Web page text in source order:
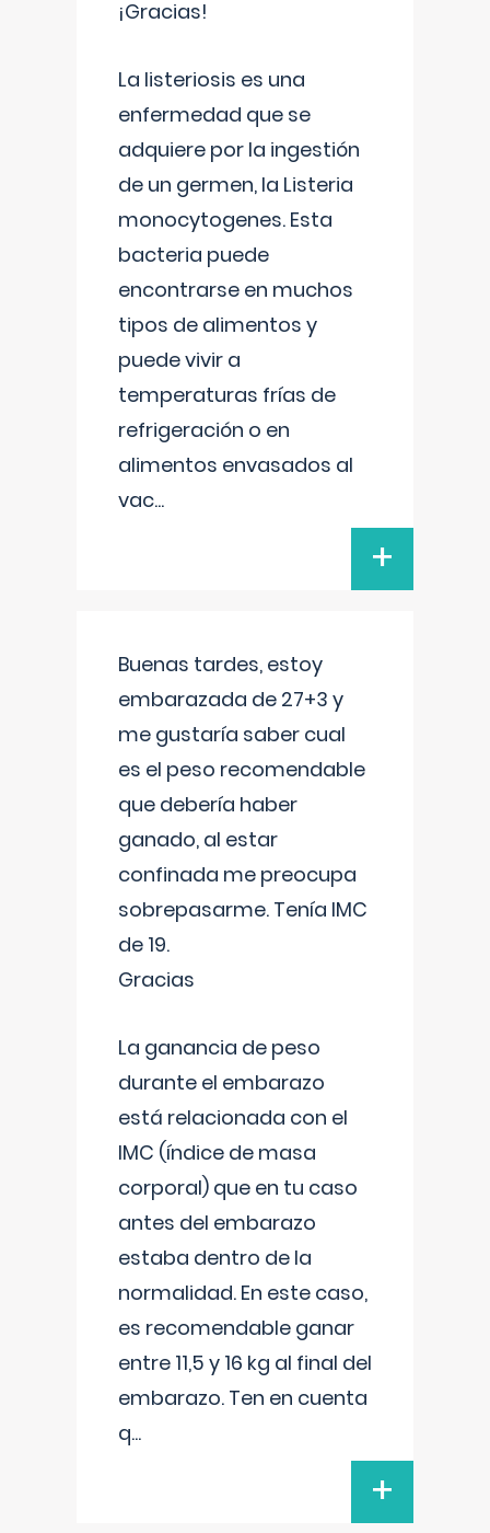
¡Gracias!
La listeriosis es una
enfermedad que se
adquiere por la ingestión
de un germen, la Listeria
monocytogenes. Esta
bacteria puede
encontrarse en muchos
tipos de alimentos y
puede vivir a
temperaturas frías de
refrigeración o en
alimentos envasados al
vac...
+
Buenas tardes, estoy
embarazada de 27+3 y
me gustaría saber cual
es el peso recomendable
que debería haber
ganado, al estar
confinada me preocupa
sobrepasarme. Tenía IMC
de 19.
Gracias
La ganancia de peso
durante el embarazo
está relacionada con el
IMC (índice de masa
corporal) que en tu caso
antes del embarazo
estaba dentro de la
normalidad. En este caso,
es recomendable ganar
entre 11,5 y 16 kg al final del
embarazo. Ten en cuenta
q...
+